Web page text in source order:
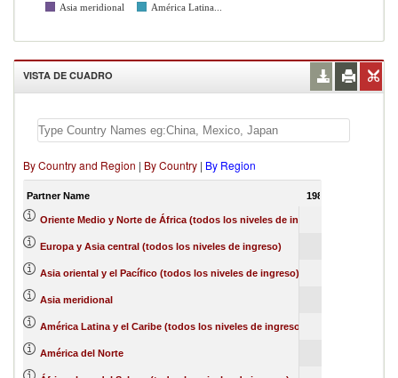
Asia meridional
América Latina...
VISTA DE CUADRO
By Country and Region | By Country | By Region
Partner Name 1988
Oriente Medio y Norte de África (todos los niveles de ingreso)
Europa y Asia central (todos los niveles de ingreso)
Asia oriental y el Pacífico (todos los niveles de ingreso)
Asia meridional
América Latina y el Caribe (todos los niveles de ingreso)
América del Norte